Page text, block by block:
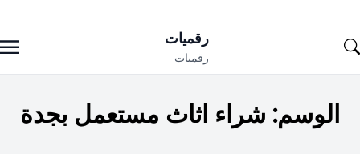
to
رقميات
رقميات
الوسم: شراء اثاث مستعمل بجدة